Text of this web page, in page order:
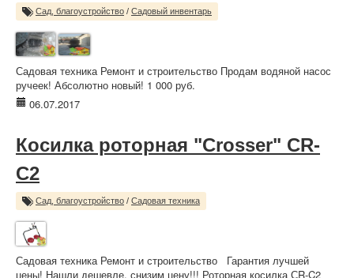
Сад, благоустройство / Садовый инвентарь
Садовая техника Ремонт и строительство Продам водяной насос
ручеек! Абсолютно новый! 1 000 руб.
06.07.2017
Косилка роторная "Crosser" CR-
C2
Сад, благоустройство / Садовая техника
Садовая техника Ремонт и строительство Гарантия лучшей
цены! Нашли дешевле, снизим цену!!! Роторная косилка СR-C2